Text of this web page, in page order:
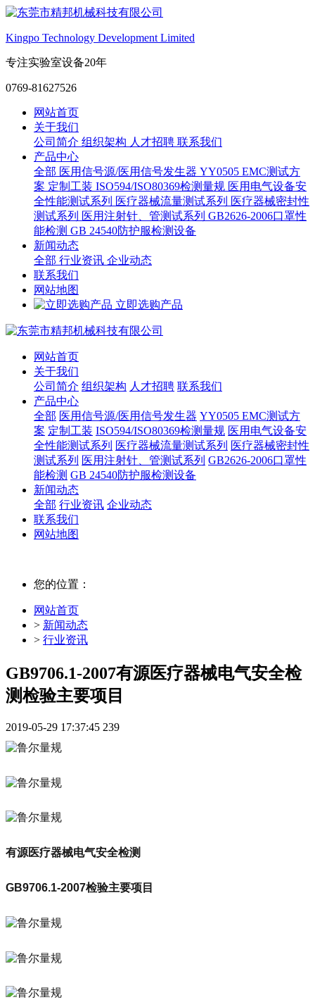
Kingpo Technology Development Limited
专注实验室设备20年
0769-81627526
网站首页
关于我们
公司简介 组织架构 人才招聘 联系我们
产品中心
全部 医用信号源/医用信号发生器 YY0505 EMC测试方
案 定制工装 ISO594/ISO80369检测量规 医用电气设备安
全性能测试系列 医疗器械流量测试系列 医疗器械密封性
测试系列 医用注射针、管测试系列 GB2626-2006口罩性
能检测 GB 24540防护服检测设备
新闻动态
全部 行业资讯 企业动态
联系我们
网站地图
立即选购产品
网站首页
关于我们
公司简介 组织架构 人才招聘 联系我们
产品中心
全部 医用信号源/医用信号发生器 YY0505 EMC测试方
案 定制工装 ISO594/ISO80369检测量规 医用电气设备安
全性能测试系列 医疗器械流量测试系列 医疗器械密封性
测试系列 医用注射针、管测试系列 GB2626-2006口罩性
能检测 GB 24540防护服检测设备
新闻动态
全部 行业资讯 企业动态
联系我们
网站地图
您的位置：
网站首页
> 新闻动态
> 行业资讯
GB9706.1-2007有源医疗器械电气安全检
测检验主要项目
2019-05-29 17:37:45 239
有源医疗器械电气安全检测
GB9706.1-2007检验主要项目